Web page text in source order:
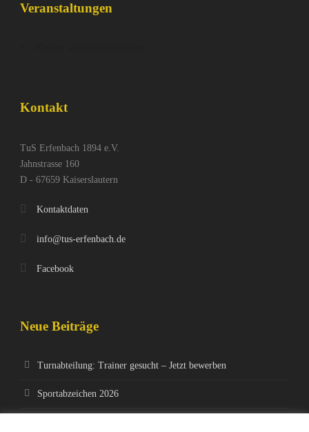
Veranstaltungen
Kontakt
TuS Erfenbach 1894 e.V.
Jahnstrasse 160
D - 67659 Kaiserslautern
Kontaktdaten
info@tus-erfenbach.de
Facebook
Neue Beiträge
Turnabteilung: Trainer gesucht – Jetzt bewerben
Sportabzeichen 2026